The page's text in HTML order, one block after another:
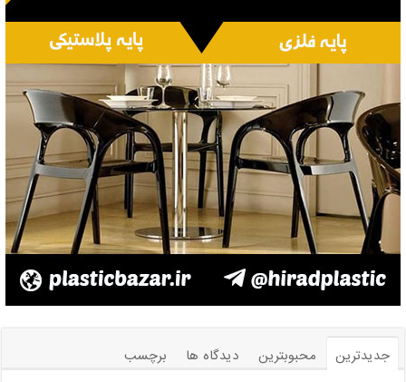
جدیدترین محبوبترین دیدگاه ها
برچسب